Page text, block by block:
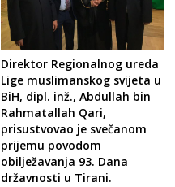
Direktor Regionalnog ureda
Lige muslimanskog svijeta u
BiH, dipl. inž., Abdullah bin
Rahmatallah Qari,
prisustvovao je svečanom
prijemu povodom
obilježavanja 93. Dana
državnosti u Tirani.